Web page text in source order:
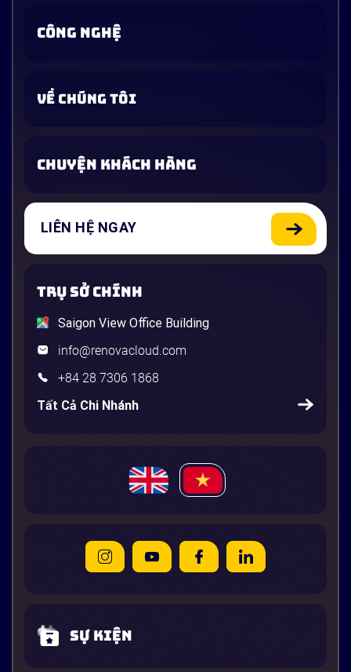
CÔNG NGHỆ
VỀ CHÚNG TÔI
CHUYỆN KHÁCH HÀNG
LIÊN HỆ NGAY
TRỤ SỞ CHÍNH
Saigon View Office Building
info@renovacloud.com
+84 28 7306 1868
Tất Cả Chi Nhánh
Sự kiện